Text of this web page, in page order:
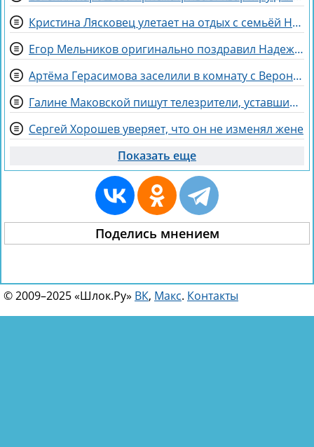
Кристина Лясковец улетает на отдых с семьёй Никиты Гуранды
Егор Мельников оригинально поздравил Надежду Ермакову с разводом
Артёма Герасимова заселили в комнату с Вероникой Строгановой
Галине Маковской пишут телезрители, уставшие от Элины Рахимовой
Сергей Хорошев уверяет, что он не изменял жене
Показать еще
Поделись мнением
© 2009–2025 «Шлок.Ру» ВК, Макс. Контакты